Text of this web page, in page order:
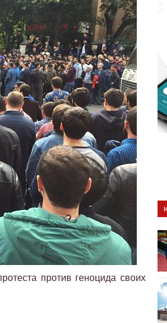
против геноцида своих